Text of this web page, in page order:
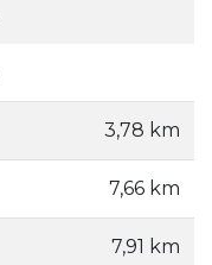
3,78 km
7,66 km
7,91 km